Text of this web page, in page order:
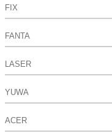
FIX
FANTA
LASER
YUWA
ACER